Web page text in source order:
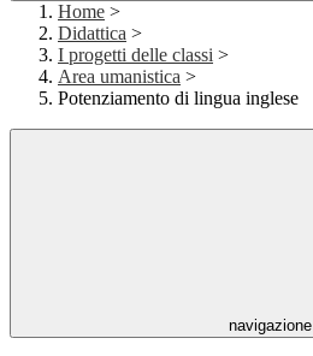
Home >
Didattica >
I progetti delle classi >
Area umanistica >
Potenziamento di lingua inglese
navigazione